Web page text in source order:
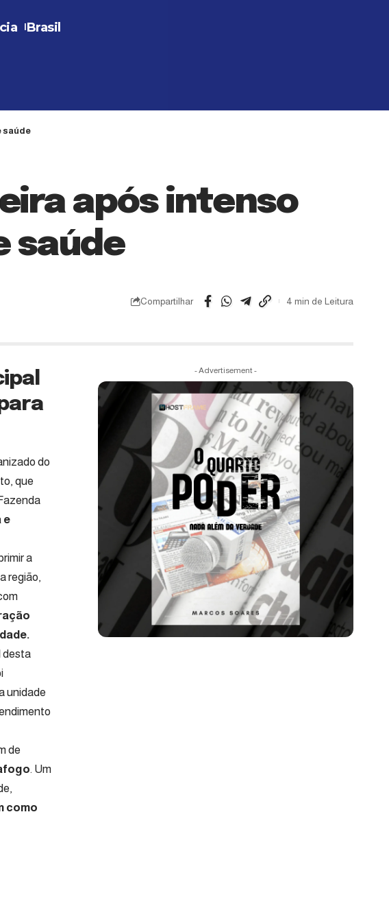
Brasil
saúde
após intenso
saúde
Compartilhar 4 min de Leitura
do
que
e
a
região,
desta
unidade
de
. Um
como
- Advertisement -